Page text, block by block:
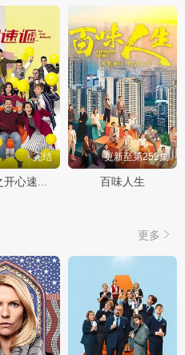
完结
爱回家之开心速递2025
更新至第252集
百味人生
更多